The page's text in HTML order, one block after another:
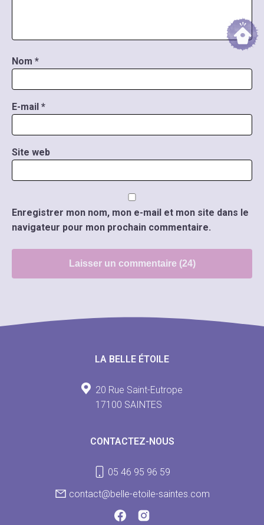
Nom *
E-mail *
Site web
Enregistrer mon nom, mon e-mail et mon site dans le
navigateur pour mon prochain commentaire.
LA BELLE ÉTOILE
20 Rue Saint-Eutrope
17100 SAINTES
CONTACTEZ-NOUS
05 46 95 96 59
contact@belle-etoile-saintes.com